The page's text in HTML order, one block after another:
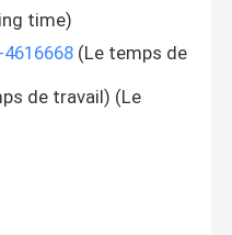
time)
(Le temps de
de travail) (Le